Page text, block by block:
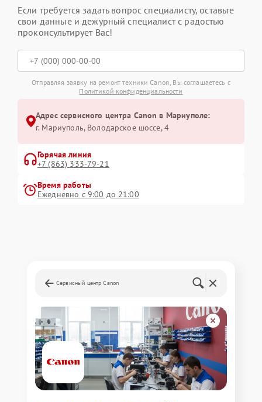
Если требуется задать вопрос специалисту, оставьте
свои данные и дежурный специалист с радостью
проконсультирует Вас!
Отправляя заявку на ремонт техники Canon, Вы соглашаетесь с
Политикой конфиденциальности
Адрес сервисного центра Canon в Мариуполе:
г. Мариуполь, Володарское шоссе, 4
Горячая линия
+7 (863) 333-79-21
Время работы
Ежедневно с 9:00 до 21:00
Сервисный центр Canon